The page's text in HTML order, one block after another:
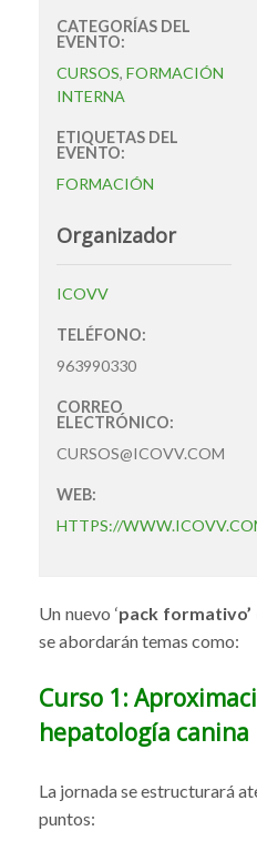
CATEGORÍAS DEL
EVENTO:
CURSOS,FORMACIÓN
INTERNA
ETIQUETAS DEL
EVENTO:
FORMACIÓN
Organizador
ICOVV
TELÉFONO:
963990330
CORREO
ELECTRÓNICO:
CURSOS@ICOVV.COM
WEB:
HTTPS://
Un nuevo ‘pack formativo’
se abordarán temas como:
Curso 1:
hepatología canina
La jornada se estructurará
puntos: